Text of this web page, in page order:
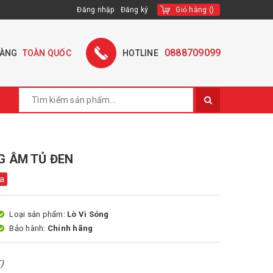
Đăng nhập Đăng ký Giỏ hàng ()
TOÀN QUỐC HOTLINE 0888709099
ÂM TỦ ĐEN
Loại sản phẩm: Lò Vi Sóng
Bảo hành: Chính hãng